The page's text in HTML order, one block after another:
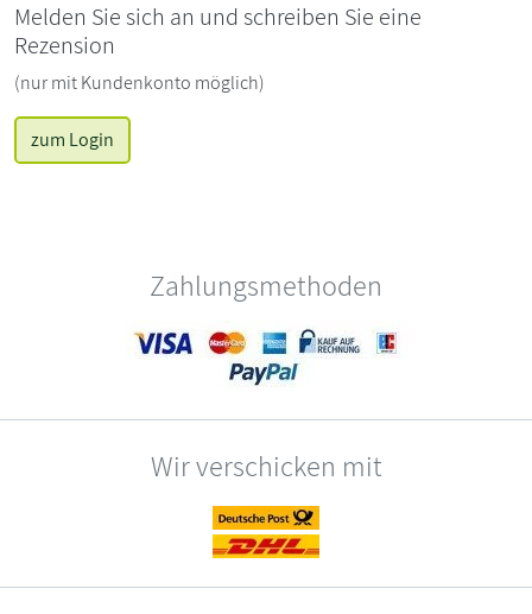
Melden Sie sich an und schreiben Sie eine
Rezension
(nur mit Kundenkonto möglich)
zum Login
Zahlungsmethoden
Wir verschicken mit